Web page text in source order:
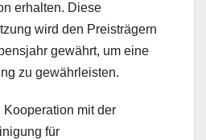
erhalten. Diese
wird den Preisträgern
gewährt, um eine
zu gewährleisten.
mit der
für